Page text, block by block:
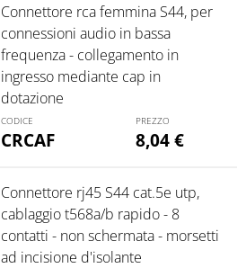
CRCAF
Connettore rca femmina S44, per
connessioni audio in bassa
frequenza - collegamento in
ingresso mediante cap in
dotazione
8,04€
Connettore rj45 S44 cat.5e utp,
cablaggio t568a/b rapido - 8
contatti - non schermata - morsetti
ad incisione d'isolante